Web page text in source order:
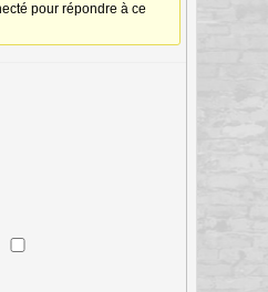
pour répondre à ce